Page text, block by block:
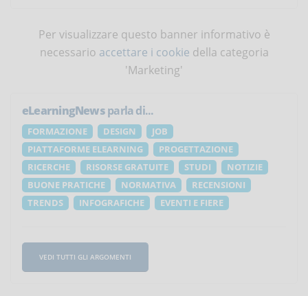
Per visualizzare questo banner informativo è
necessario accettare i cookie della categoria
'Marketing'
eLearningNewsparla di...
FORMAZIONE DESIGN
JOB
PIATTAFORME ELEARNING
PROGETTAZIONE
RICERCHE
RISORSE GRATUITE STUDI
NOTIZIE
BUONE PRATICHE
NORMATIVA
RECENSIONI
TRENDS
INFOGRAFICHE EVENTI E FIERE
VEDI TUTTI GLI ARGOMENTI